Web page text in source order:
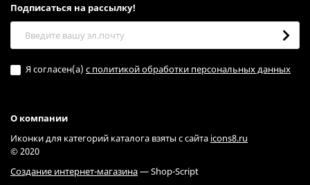
Подписаться на рассылкy!
Я согласен(a) с политикой обработки персональных данных
О компании
Иконки для категорий каталога взяты с сайта icons8.ru
© 2020
Создание интернет-магазина— Shop-Script